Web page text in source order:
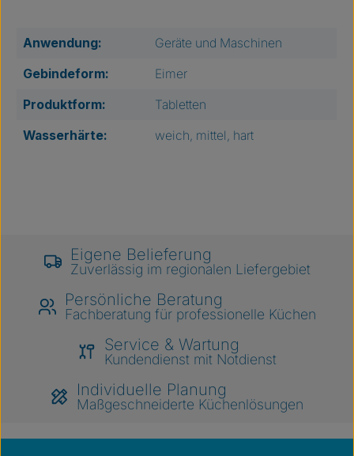
Anwendung: Geräte und Maschinen
Gebindeform: Eimer
Produktform: Tabletten
Wasserhärte: weich, mittel, hart
Eigene Belieferung
Zuverlässig im regionalen Liefergebiet
Persönliche Beratung
Fachberatung für professionelle Küchen
Service & Wartung
Kundendienst mit Notdienst
Individuelle Planung
Maßgeschneiderte Küchenlösungen